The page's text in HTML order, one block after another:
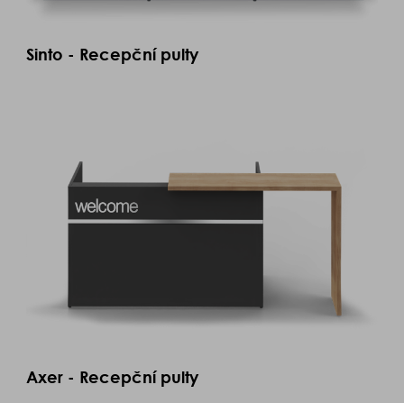
Sinto - Recepční pulty
Axer - Recepční pulty